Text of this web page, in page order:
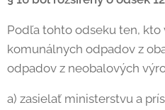
Podľa tohto odseku ten,
komunálnych odpadov z
odpadov z neobalových
a) zasielať ministerstvu a